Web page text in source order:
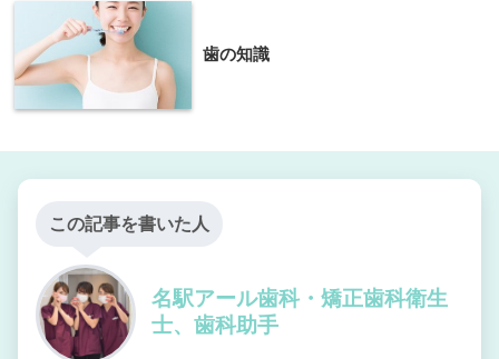
歯の知識
この記事を書いた人
名駅アール歯科・矯正歯科衛生
士、歯科助手